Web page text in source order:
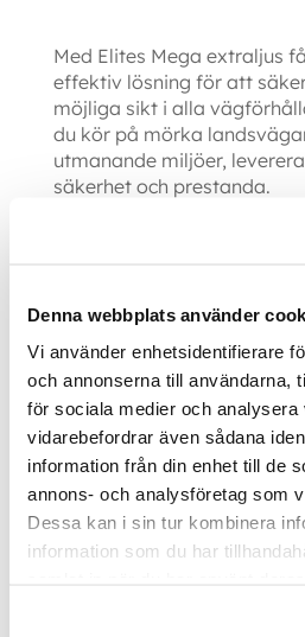
Denna webbplats använder
Vi använder enhetsidentifierare
och annonserna till användarna,
för sociala medier och analysera
vidarebefordrar även sådana
information från din enhet till de
annons- och analysföretag som
Dessa kan i sin tur kombinera
information som du har
Med Elites Mega extraljus
effektiv lösning för att
möjliga sikt i alla
du kör på mörka
utmanande miljöer,
säkerhet och prestanda.
7780 Lumen (Uppmätt)
Färgtemperatur: 5000K
Vikt 2.6 kg
2-polig DTP-kontakt på
R148, R149, R10
Garanti 3 år
Ytterligare information